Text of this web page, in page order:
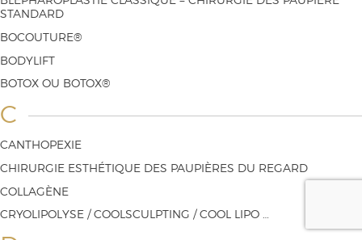
STANDARD
BOCOUTURE®
BODYLIFT
BOTOX OU BOTOX®
C
CANTHOPEXIE
CHIRURGIE ESTHÉTIQUE DES PAUPIÈRES DU REGARD
COLLAGÈNE
CRYOLIPOLYSE / COOLSCULPTING / COOL LIPO …